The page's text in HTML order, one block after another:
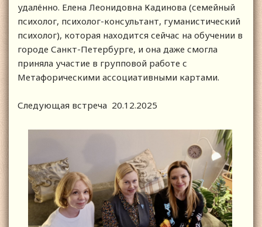
удалённо. Елена Леонидовна Кадинова (семейный
психолог, психолог-консультант, гуманистический
психолог), которая находится сейчас на обучении в
городе Санкт-Петербурге, и она даже смогла
приняла участие в групповой работе с
Метафорическими ассоциативными картами.
Следующая встреча 20.12.2025